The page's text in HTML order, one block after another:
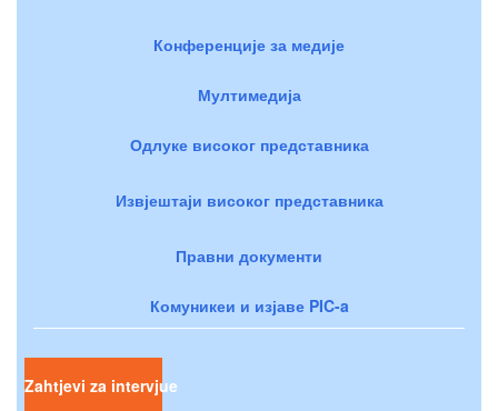
Конференције за медије
Мултимедија
Одлуке високог представника
Извјештаји високог представника
Правни документи
Комуникеи и изјаве PIC-a
Zahtjevi za intervjue